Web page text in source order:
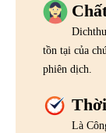
tồn tại của
phiên dịch.
Là